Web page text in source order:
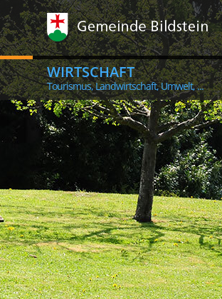
WIRTSCHAFT
Tourismus, Landwirtschaft, Umwelt, ...